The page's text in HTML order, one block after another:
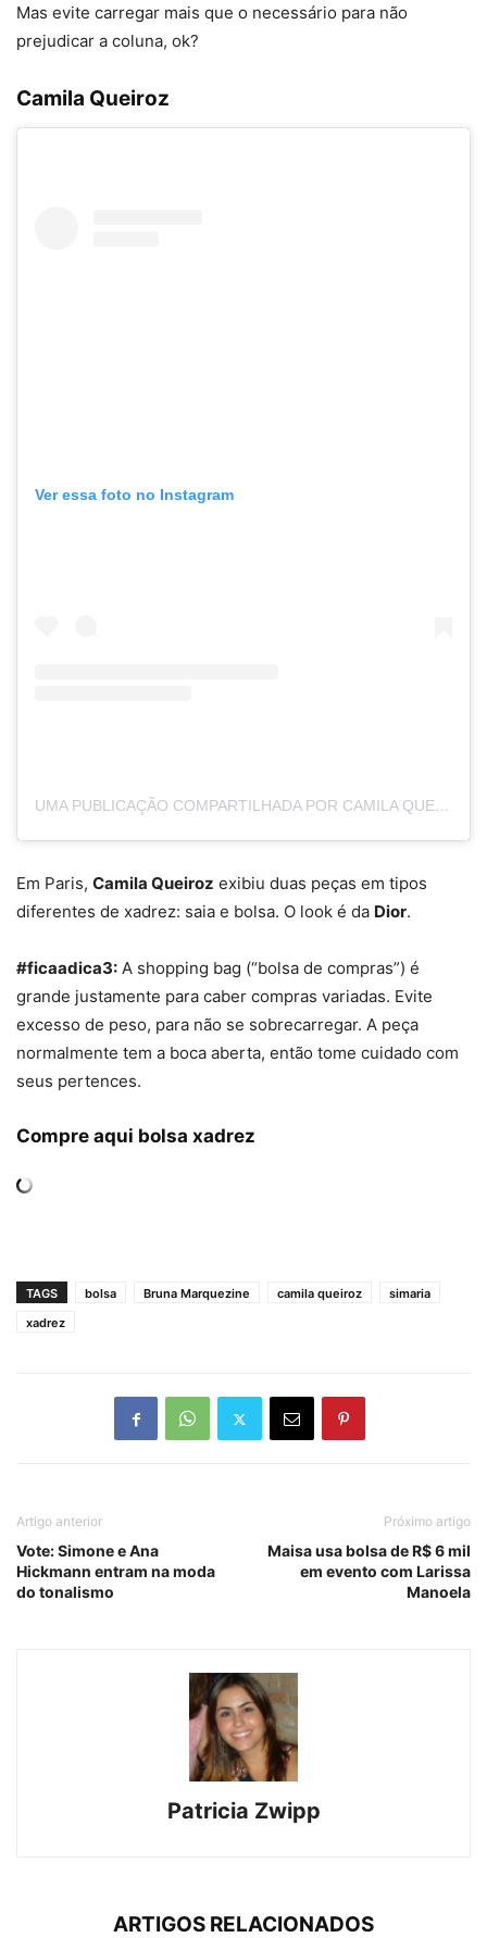
Mas evite carregar mais que o necessário para não
prejudicar a coluna, ok?
Camila Queiroz
Ver essa foto no Instagram
UMA PUBLICAÇÃO COMPARTILHADA POR CAMILA QUEIROZ (@CAMILAQUEIROZ)
Em Paris, Camila Queiroz exibiu duas peças em tipos
diferentes de xadrez: saia e bolsa. O look é da Dior.
#ficaadica3: A shopping bag (“bolsa de compras”) é
grande justamente para caber compras variadas. Evite
excesso de peso, para não se sobrecarregar. A peça
normalmente tem a boca aberta, então tome cuidado com
seus pertences.
Compre aqui bolsa xadrez
TAGS bolsa Bruna Marquezine camila queiroz
simaria
xadrez
Artigo anterior
Vote: Simone e Ana
Hickmann entram na moda
do tonalismo
Próximo artigo
Maisa usa bolsa de R$ 6 mil
em evento com Larissa
Manoela
Patricia Zwipp
ARTIGOS RELACIONADOS